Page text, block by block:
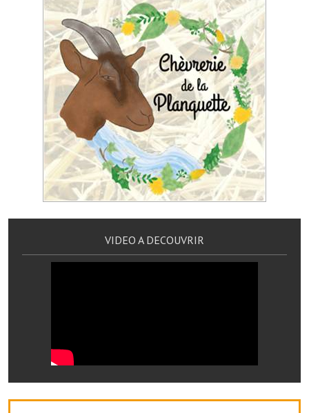
Artisans
Agents immobiliers
Réserver une salle
Salle Georges Delépine
Maison des services et des associations fressinoises
VILLE ACTIVE
Village culturel
La troupe théâtrale de l'Avenir Fressinois
Le club de l'amitié
Le comité des fêtes
VIDEO A DECOUVRIR